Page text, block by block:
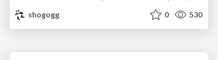
shogogg
0 530